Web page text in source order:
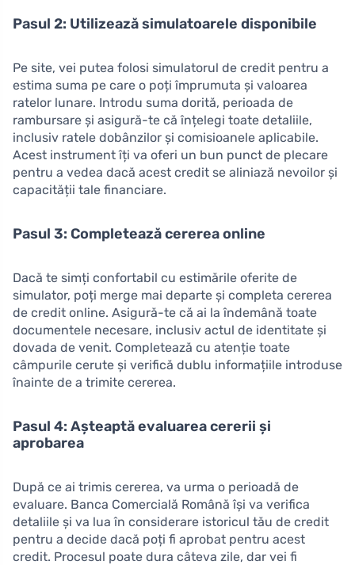
Pasul 2: Utilizează simulatoarele disponibile
Pe site, vei putea folosi simulatorul de credit pentru a
estima suma pe care o poți împrumuta și valoarea
ratelor lunare. Introdu suma dorită, perioada de
rambursare și asigură-te că înțelegi toate detaliile,
inclusiv ratele dobânzilor și comisioanele aplicabile.
Acest instrument îți va oferi un bun punct de plecare
pentru a vedea dacă acest credit se aliniază nevoilor și
capacității tale financiare.
Pasul 3: Completează cererea online
Dacă te simți confortabil cu estimările oferite de
simulator, poți merge mai departe și completa cererea
de credit online. Asigură-te că ai la îndemână toate
documentele necesare, inclusiv actul de identitate și
dovada de venit. Completează cu atenție toate
câmpurile cerute și verifică dublu informațiile introduse
înainte de a trimite cererea.
Pasul 4: Așteaptă evaluarea cererii și
aprobarea
După ce ai trimis cererea, va urma o perioadă de
evaluare. Banca Comercială Română își va verifica
detaliile și va lua în considerare istoricul tău de credit
pentru a decide dacă poți fi aprobat pentru acest
credit. Procesul poate dura câteva zile, dar vei fi